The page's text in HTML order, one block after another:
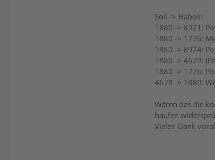
Soll -> Haben:
1880 -> 8921:
1880 -> 1776:
1880 -> 8924:
1880 -> 4679:
1880 -> 1776:
4678 -> 1880:
Wären das die
haufen
Vielen Dank